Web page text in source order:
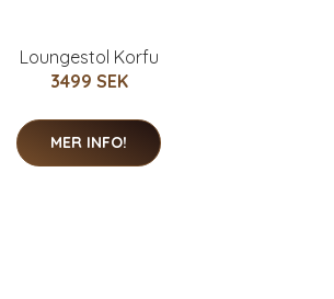
Loungestol Korfu
3499 SEK
MER INFO!